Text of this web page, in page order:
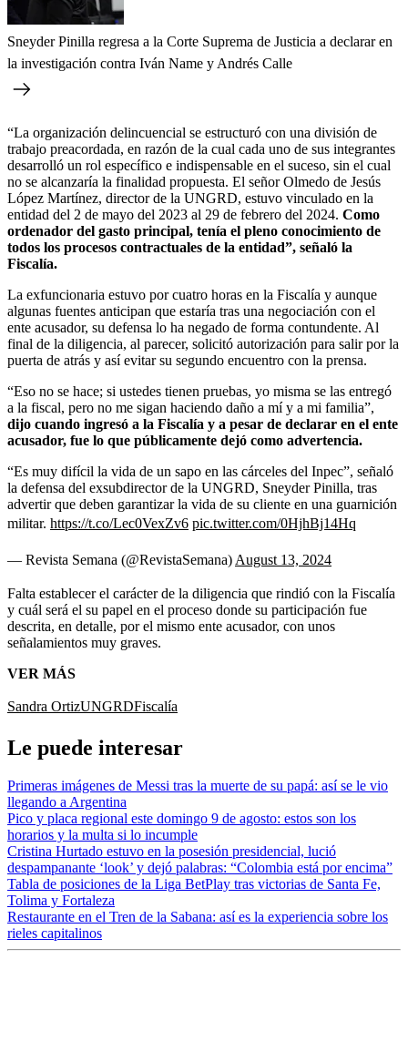
Sneyder Pinilla regresa a la Corte Suprema de Justicia a declarar en
la investigación contra Iván Name y Andrés Calle
“La organización delincuencial se estructuró con una división de
trabajo preacordada, en razón de la cual cada uno de sus integrantes
desarrolló un rol específico e indispensable en el suceso, sin el cual
no se alcanzaría la finalidad propuesta. El señor Olmedo de Jesús
López Martínez, director de la UNGRD, estuvo vinculado en la
entidad del 2 de mayo del 2023 al 29 de febrero del 2024. Como
ordenador del gasto principal, tenía el pleno conocimiento de
todos los procesos contractuales de la entidad”, señaló la
Fiscalía.
La exfuncionaria estuvo por cuatro horas en la Fiscalía y aunque
algunas fuentes anticipan que estaría tras una negociación con el
ente acusador, su defensa lo ha negado de forma contundente. Al
final de la diligencia, al parecer, solicitó autorización para salir por la
puerta de atrás y así evitar su segundo encuentro con la prensa.
“Eso no se hace; si ustedes tienen pruebas, yo misma se las entregó
a la fiscal, pero no me sigan haciendo daño a mí y a mi familia”,
dijo cuando ingresó a la Fiscalía y a pesar de declarar en el ente
acusador, fue lo que públicamente dejó como advertencia.
“Es muy difícil la vida de un sapo en las cárceles del Inpec”, señaló
la defensa del exsubdirector de la UNGRD, Sneyder Pinilla, tras
advertir que deben garantizar la vida de su cliente en una guarnición
militar. https://t.co/Lec0VexZv6 pic.twitter.com/0HjhBj14Hq
— Revista Semana (@RevistaSemana) August 13, 2024
Falta establecer el carácter de la diligencia que rindió con la Fiscalía
y cuál será el su papel en el proceso donde su participación fue
descrita, en detalle, por el mismo ente acusador, con unos
señalamientos muy graves.
VER MÁS
Sandra OrtizUNGRDFiscalía
Le puede interesar
Primeras imágenes de Messi tras la muerte de su papá: así se le vio
llegando a Argentina
Pico y placa regional este domingo 9 de agosto: estos son los
horarios y la multa si lo incumple
Cristina Hurtado estuvo en la posesión presidencial, lució
despampanante ‘look’ y dejó palabras: “Colombia está por encima”
Tabla de posiciones de la Liga BetPlay tras victorias de Santa Fe,
Tolima y Fortaleza
Restaurante en el Tren de la Sabana: así es la experiencia sobre los
rieles capitalinos